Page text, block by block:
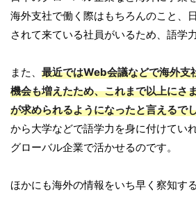
海外支社で働く際はもちろんのこと、
されて来ている社員がいるため、語学
また、 最近ではWeb会議などで海外支
機会も増えたため、これまで以上にさ
が求められるようになったと言えるで
から大学などで語学力を身に付けてい
グローバル企業で活かせるのです。
ほかにも海外の情報をいち早く察知す